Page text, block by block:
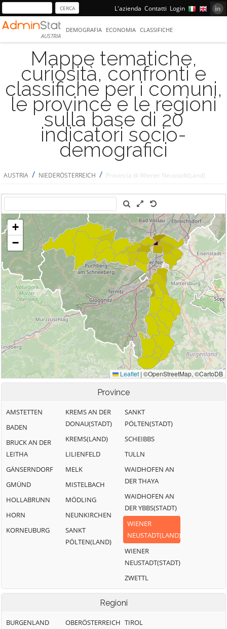
L'azienda Contatti Login
AUSTRIA
DEMOGRAFIA ECONOMIA CLASSIFICHE
Mappe tematiche,
curiosità, confronti e
classifiche per i comuni,
le province e le regioni
sulla base di 20
indicatori socio-
demografici
AUSTRIA / NIEDERÖSTERREICH / Provincia di Wiener Neustadt(Land)
Province
AMSTETTEN
BADEN
BRUCK AN DER
LEITHA
GÄNSERNDORF
GMÜND
HOLLABRUNN
HORN
KORNEUBURG
KREMS AN DER
DONAU(STADT)
KREMS(LAND)
LILIENFELD
MELK
MISTELBACH
MÖDLING
NEUNKIRCHEN
SANKT
PÖLTEN(LAND)
SANKT
PÖLTEN(STADT)
SCHEIBBS
TULLN
WAIDHOFEN AN
DER THAYA
WAIDHOFEN AN
DER YBBS(STADT)
WIENER
NEUSTADT(LAND)
WIENER
NEUSTADT(STADT)
ZWETTL
Regioni
BURGENLAND
OBERÖSTERREICH TIROL